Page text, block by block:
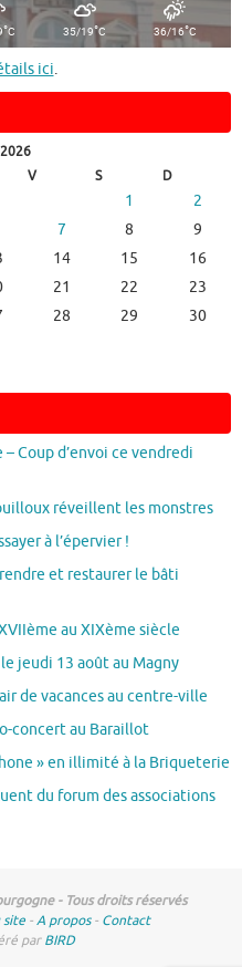
°C 35/19°C 36/16°C
ici.
V S D
1
2
7 8
9
14 15
16
21 22
23
28 29
30
Coup d’envoi ce vendredi
réveillent les monstres
à l’épervier !
et restaurer le bâti
au XIXème siècle
jeudi 13 août au Magny
de vacances au centre-ville
concert au Baraillot
» en illimité à la Briqueterie
du forum des associations
- Tous droits réservés
site -A propos- Contact
parBIRD